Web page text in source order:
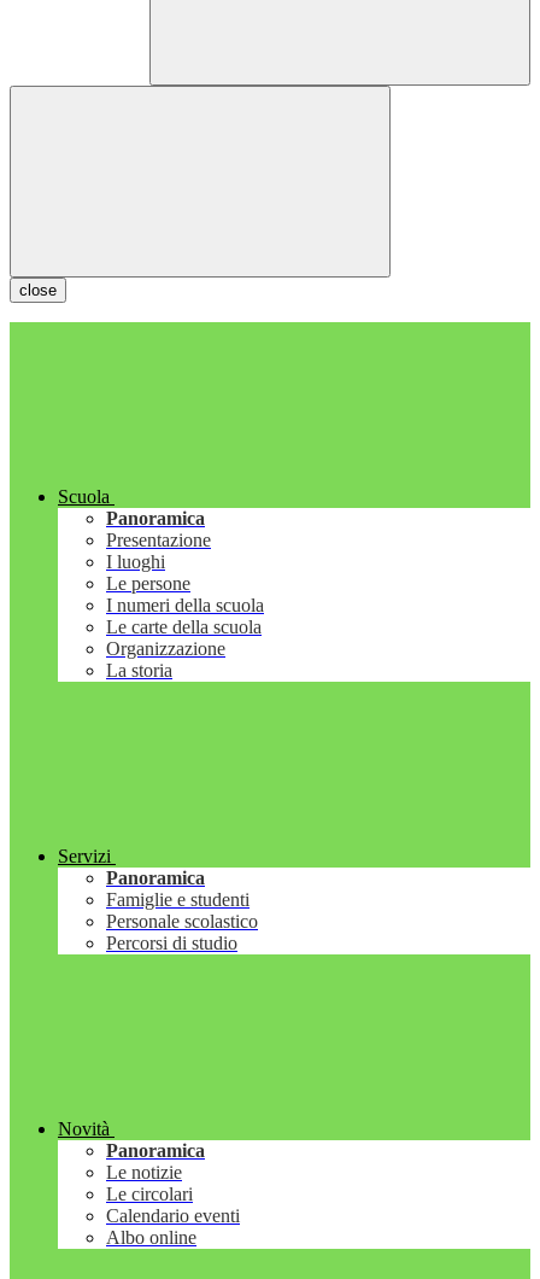
close
Scuola
Panoramica
Presentazione
I luoghi
Le persone
I numeri della scuola
Le carte della scuola
Organizzazione
La storia
Servizi
Panoramica
Famiglie e studenti
Personale scolastico
Percorsi di studio
Novità
Panoramica
Le notizie
Le circolari
Calendario eventi
Albo online